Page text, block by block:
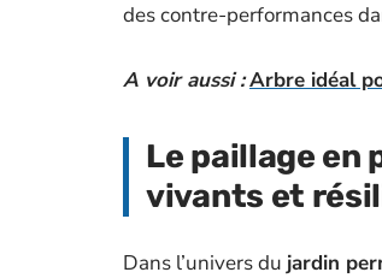
des contre-performances
A voir aussi :Arbre idéal
Le paillage en
vivants et
Dans l’univers du jardin